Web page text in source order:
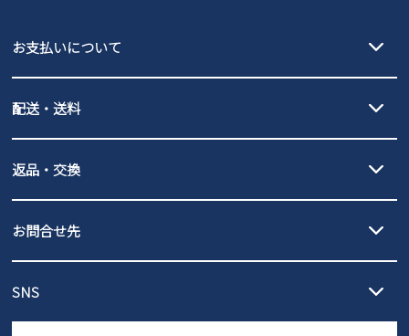
お支払いについて
PayPay（オンライン決済）、代金引換のご利用が可能です。
配送・送料
北海道・本州・四国・九州…550円
3,980円（税込）以上お買い上げで送料無料
発送日・送料詳細については
ご利用ください。
全国一律…220円（税込）
発送日・送料詳細についてはご利用ガイドを
ご利用ください。
返品・交換
の片道無料サービスを実施中！
ントとしても安心してご利用いただけるよう、サイズ交換の受付期
お問合せ先
営業時間：11時～17時
SNS